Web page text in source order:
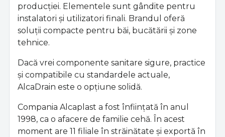
producției. Elementele sunt gândite pentru
instalatori și utilizatori finali. Brandul oferă
soluții compacte pentru băi, bucătării și zone
tehnice.
Dacă vrei componente sanitare sigure, practice
și compatibile cu standardele actuale,
AlcaDrain este o opțiune solidă.
Compania Alcaplast a fost înființată în anul
1998, ca o afacere de familie cehă. În acest
moment are 11 filiale în străinătate și exportă în